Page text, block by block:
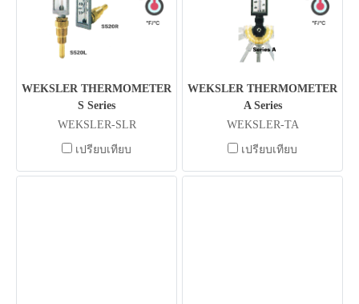
WEKSLER THERMOMETER
S Series
WEKSLER-SLR
เปรียบเทียบ
WEKSLER THERMOMETER
A Series
WEKSLER-TA
เปรียบเทียบ